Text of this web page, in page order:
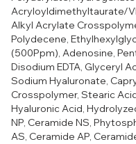
Acryloyldimethyltaurate/​
Alkyl Acrylate
Polydecene,
(500Ppm), Adenosine,
Disodium EDTA, Glyceryl
Sodium Hyaluronate,
Crosspolymer, Stearic
Hyaluronic Acid,
NP, Ceramide NS,
AS, Ceramide AP,